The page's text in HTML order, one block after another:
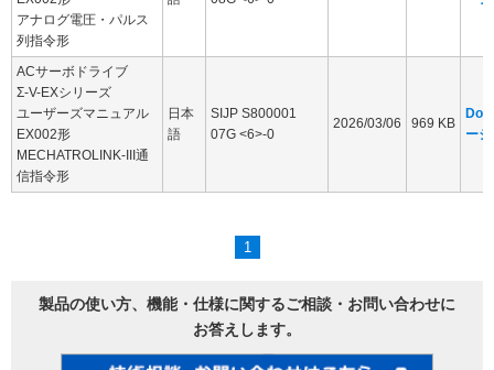
アナログ電圧・パルス
列指令形
ACサーボドライブ
Σ-V-EXシリーズ
ユーザーズマニュアル
EX002形
MECHATROLINK-III通
信指令形
日本
語
SIJP S800001
07G <6>-0
2026/03/06 969 KB
ージ
1
製品の使い方、機能・仕様に関するご相談・お問い合わせに
お答えします。